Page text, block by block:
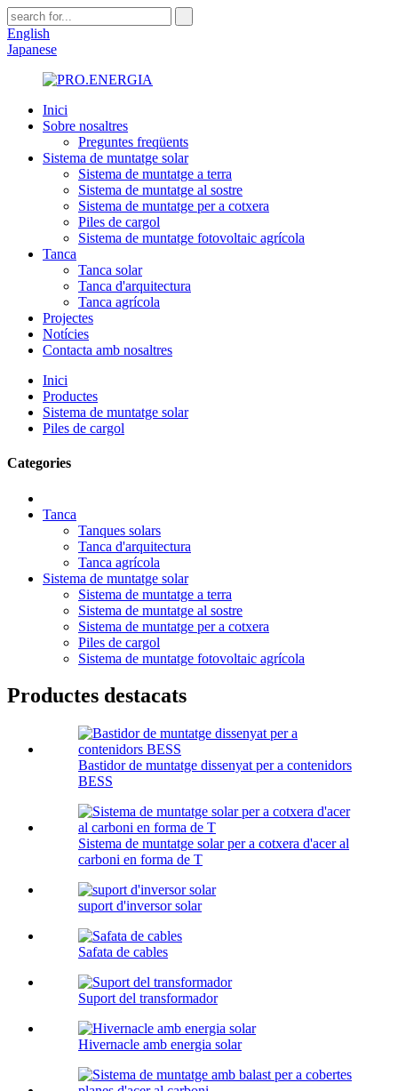
English
Japanese
Inici
Sobre nosaltres
Preguntes freqüents
Sistema de muntatge solar
Sistema de muntatge a terra
Sistema de muntatge al sostre
Sistema de muntatge per a cotxera
Piles de cargol
Sistema de muntatge fotovoltaic agrícola
Tanca
Tanca solar
Tanca d'arquitectura
Tanca agrícola
Projectes
Notícies
Contacta amb nosaltres
Inici
Productes
Sistema de muntatge solar
Piles de cargol
Categories
Tanca
Tanques solars
Tanca d'arquitectura
Tanca agrícola
Sistema de muntatge solar
Sistema de muntatge a terra
Sistema de muntatge al sostre
Sistema de muntatge per a cotxera
Piles de cargol
Sistema de muntatge fotovoltaic agrícola
Productes destacats
Bastidor de muntatge dissenyat per a contenidors
BESS
Sistema de muntatge solar per a cotxera d'acer al
carboni en forma de T
suport d'inversor solar
Safata de cables
Suport del transformador
Hivernacle amb energia solar